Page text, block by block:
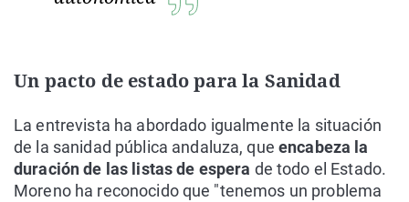
Un pacto de estado para la Sanidad
La entrevista ha abordado igualmente la situación
de la sanidad pública andaluza, queencabeza la
duración de las listas de espera de todo el Estado.
Moreno ha reconocido que "tenemos un problema